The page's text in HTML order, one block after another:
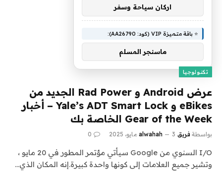
تكنولوجيا
عرض Android و Rad Power الجديد من
eBikes و Yale’s ADT Smart Lock – أخبار
Gear of the Week الخاصة بك
بواسطة فريق alwahah 3 مايو، 2025 0
I/O السنوي من Google سيأتي مؤتمر المطور في 20 مايو ،
وتشير جميع العلامات إلى كونها واحدة كبيرة.إنه المكان الذي…
اركان سياحة وسفر
⭐ باقة متميزة VIP (كود: AA26790):
ماسنجر المسلم